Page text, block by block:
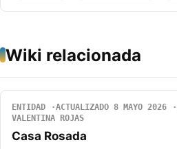
Wiki relacionada
ENTIDAD ACTUALIZADO 8 MAYO 2026
VALENTINA ROJAS
Casa Rosada